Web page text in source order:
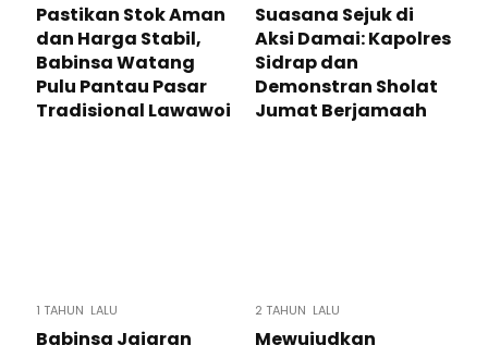
Pastikan Stok Aman
dan Harga Stabil,
Babinsa Watang
Pulu Pantau Pasar
Tradisional Lawawoi
Suasana Sejuk di
Aksi Damai: Kapolres
Sidrap dan
Demonstran Sholat
Jumat Berjamaah
1 TAHUN LALU
Babinsa Jajaran
2 TAHUN LALU
Mewujudkan